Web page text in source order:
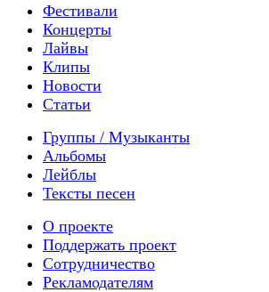
Фестивали
Концерты
Лайвы
Клипы
Новости
Статьи
Группы / Музыканты
Альбомы
Лейблы
Тексты песен
О проекте
Поддержать проект
Сотрудничество
Рекламодателям